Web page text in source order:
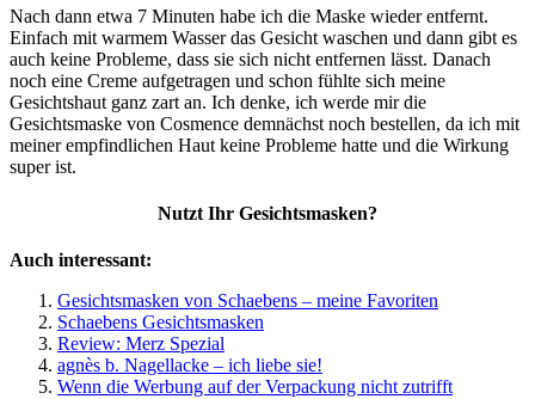
Nach dann etwa 7 Minuten habe ich die Maske wieder entfernt.
Einfach mit warmem Wasser das Gesicht waschen und dann gibt es
auch keine Probleme, dass sie sich nicht entfernen lässt. Danach
noch eine Creme aufgetragen und schon fühlte sich meine
Gesichtshaut ganz zart an. Ich denke, ich werde mir die
Gesichtsmaske von Cosmence demnächst noch bestellen, da ich mit
meiner empfindlichen Haut keine Probleme hatte und die Wirkung
super ist.
Nutzt Ihr Gesichtsmasken?
Auch interessant:
Gesichtsmasken von Schaebens – meine Favoriten
Schaebens Gesichtsmasken
Review: Merz Spezial
agnès b. Nagellacke – ich liebe sie!
Wenn die Werbung auf der Verpackung nicht zutrifft